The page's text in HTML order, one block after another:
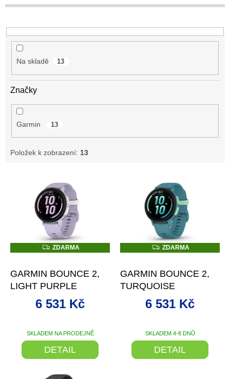
k
t
Na skladě 13
Značky
Garmin 13
Položek k zobrazení: 13
Z
D
M
A
ZDARMA
GARMIN BOUNCE 2,
LIGHT PURPLE
SKLADEM NA PRODEJNĚ
6 531 Kč
DETAIL
Z
D
M
A
ZDARMA
GARMIN BOUNCE 2,
TURQUOISE
SKLADEM 4-8 DNŮ
6 531 Kč
DETAIL